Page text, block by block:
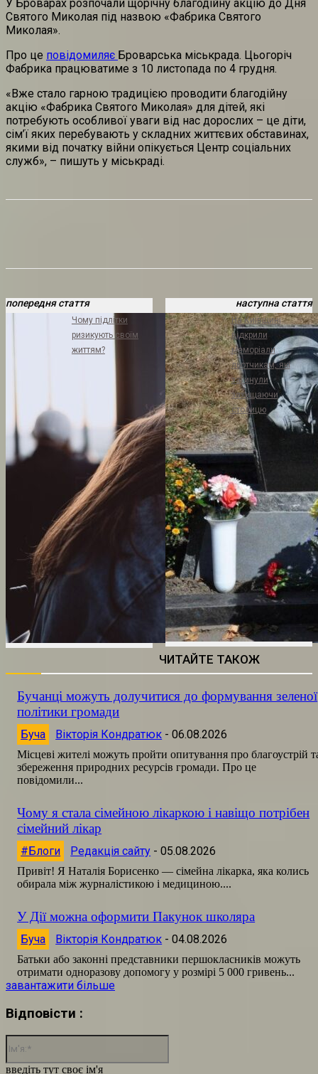
У Броварах розпочали щорічну благодійну акцію до Дня
Святого Миколая під назвою «Фабрика Святого
Миколая».
Про це повідомиляє Броварська міськрада. Цьогоріч
Фабрика працюватиме з 10 листопада по 4 грудня.
«Вже стало гарною традицією проводити благодійну
акцію «Фабрика Святого Миколая» для дітей, які
потребують особливої уваги від нас дорослих – це діти,
сім’ї яких перебувають у складних життєвих обставинах,
якими від початку війни опікується Центр соціальних
служб», – пишуть у міськраді.
попередня стаття
Чому підлітки
ризикують своїм
життям?
наступна стаття
На Київщині
відкрили
меморіали
льотчикам, які
загинули
захищаючи
столицю
ЧИТАЙТЕ ТАКОЖ
Бучанці можуть долучитися до формування зеленої
політики громади
Буча Вікторія Кондратюк - 06.08.2026
Місцеві жителі можуть пройти опитування про благоустрій
збереження природних ресурсів громади. Про це
повідомили...
Чому я стала сімейною лікаркою і навіщо потрібен
сімейний лікар
#Блоги Редакція сайту - 05.08.2026
Привіт! Я Наталія Борисенко — сімейна лікарка, яка колись
обирала між журналістикою і медициною....
У Дії можна оформити Пакунок школяра
Буча Вікторія Кондратюк - 04.08.2026
Батьки або законні представники першокласників можуть
отримати одноразову допомогу у розмірі 5 000 гривень...
завантажити більше
Відповісти :
введіть тут своє ім'я